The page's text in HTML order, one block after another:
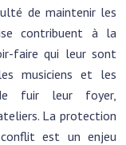
de maintenir les
contribuent à la
faire qui leur sont
musiciens et les
fuir leur foyer,
La protection
est un enjeu